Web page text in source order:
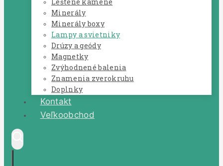
Minerály
Minerály boxy
Lampy a svietniky
Drúzy a geódy
Magnetky
Zvýhodnené balenia
Znamenia zverokruhu
Doplnky
Kontakt
Veľkoobchod